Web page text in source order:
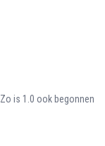
is 1.0 ook begonnen